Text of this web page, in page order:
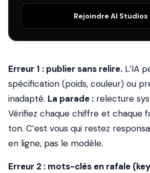
Rejoindre AI Studios
Erreur 1 : publier sans relire. L’IA
spécification (poids, couleur) ou
inadapté. La parade : relecture
Vérifiez chaque chiffre et chaque
ton. C’est vous qui restez
en ligne, pas le modèle.
Erreur 2 : mots-clés en rafale